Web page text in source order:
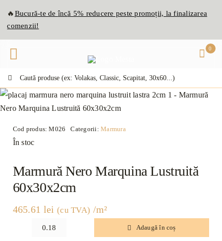
🔥Bucură-te deîncă 5% reducere peste promoții, la finalizarea
comenzii!
0
Cod produs:M026 Categorii:Marmura
În stoc
Marmură Nero Marquina Lustruită
60x30x2cm
465.61 lei (cu TVA) /m²
Cantitate
Adaugă în coș